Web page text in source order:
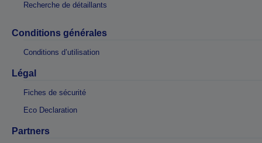
Recherche de détaillants
Conditions générales
Conditions d’utilisation
Légal
Fiches de sécurité
Eco Declaration
Partners